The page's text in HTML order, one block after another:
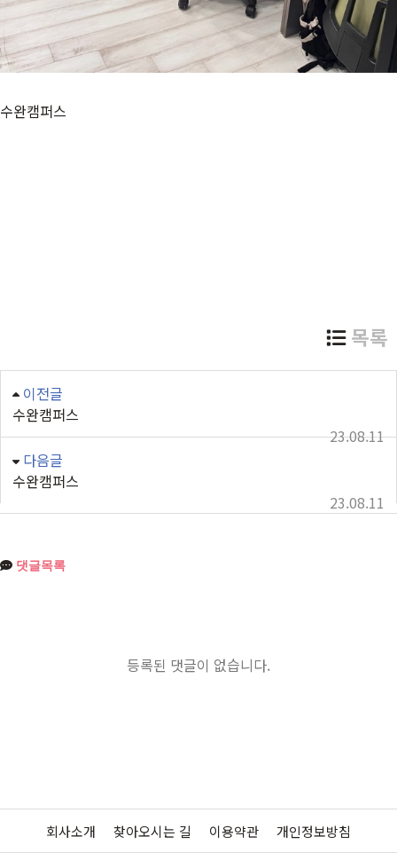
수완캠퍼스
목록
이전글
수완캠퍼스
23.08.11
다음글
수완캠퍼스
23.08.11
댓글목록
등록된 댓글이 없습니다.
회사소개 찾아오시는 길 이용약관 개인정보방침